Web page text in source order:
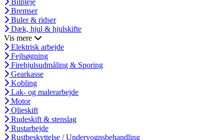
Bilpleje
Bremser
Buler & ridser
Dæk, hjul & hjulskifte
Vis mere
Elektrisk arbejde
Fejlsøgning
Firehjulsudmåling & Sporing
Gearkasse
Kobling
Lak- og malerarbejde
Motor
Olieskift
Rudeskift & stenslag
Rustarbejde
Rustbeskyttelse / Undervognsbehandling